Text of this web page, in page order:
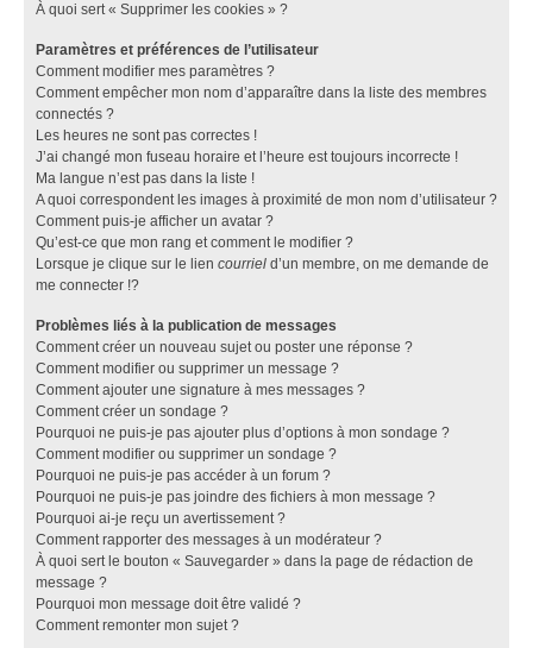
À quoi sert « Supprimer les cookies » ?
Paramètres et préférences de l’utilisateur
Comment modifier mes paramètres ?
Comment empêcher mon nom d’apparaître dans la liste des membres
connectés ?
Les heures ne sont pas correctes !
J’ai changé mon fuseau horaire et l’heure est toujours incorrecte !
Ma langue n’est pas dans la liste !
A quoi correspondent les images à proximité de mon nom d’utilisateur ?
Comment puis-je afficher un avatar ?
Qu’est-ce que mon rang et comment le modifier ?
Lorsque je clique sur le lien courriel d’un membre, on me demande de
me connecter !?
Problèmes liés à la publication de messages
Comment créer un nouveau sujet ou poster une réponse ?
Comment modifier ou supprimer un message ?
Comment ajouter une signature à mes messages ?
Comment créer un sondage ?
Pourquoi ne puis-je pas ajouter plus d’options à mon sondage ?
Comment modifier ou supprimer un sondage ?
Pourquoi ne puis-je pas accéder à un forum ?
Pourquoi ne puis-je pas joindre des fichiers à mon message ?
Pourquoi ai-je reçu un avertissement ?
Comment rapporter des messages à un modérateur ?
À quoi sert le bouton « Sauvegarder » dans la page de rédaction de
message ?
Pourquoi mon message doit être validé ?
Comment remonter mon sujet ?